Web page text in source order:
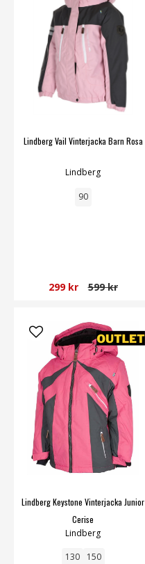
Lindberg Vail Vinterjacka Barn Rosa
Lindberg
90
299 kr 599 kr
Lindberg Keystone Vinterjacka Junior
Cerise
Lindberg
130 150